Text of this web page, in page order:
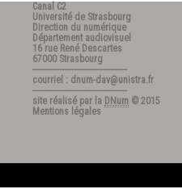
Canal C2
Université de Strasbourg
Direction du numérique
Département audiovisuel
16 rue René Descartes
67000 Strasbourg
---------------------------------------
courriel : dnum-dav@unistra.fr
---------------------------------------
site réalisé par la DNum © 2015
Mentions légales